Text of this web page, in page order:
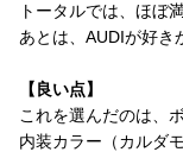
トータルでは、ほぼ
あとは、AUDIが好き
【良い点】
これを選んだのは、
内装カラー（カルダ